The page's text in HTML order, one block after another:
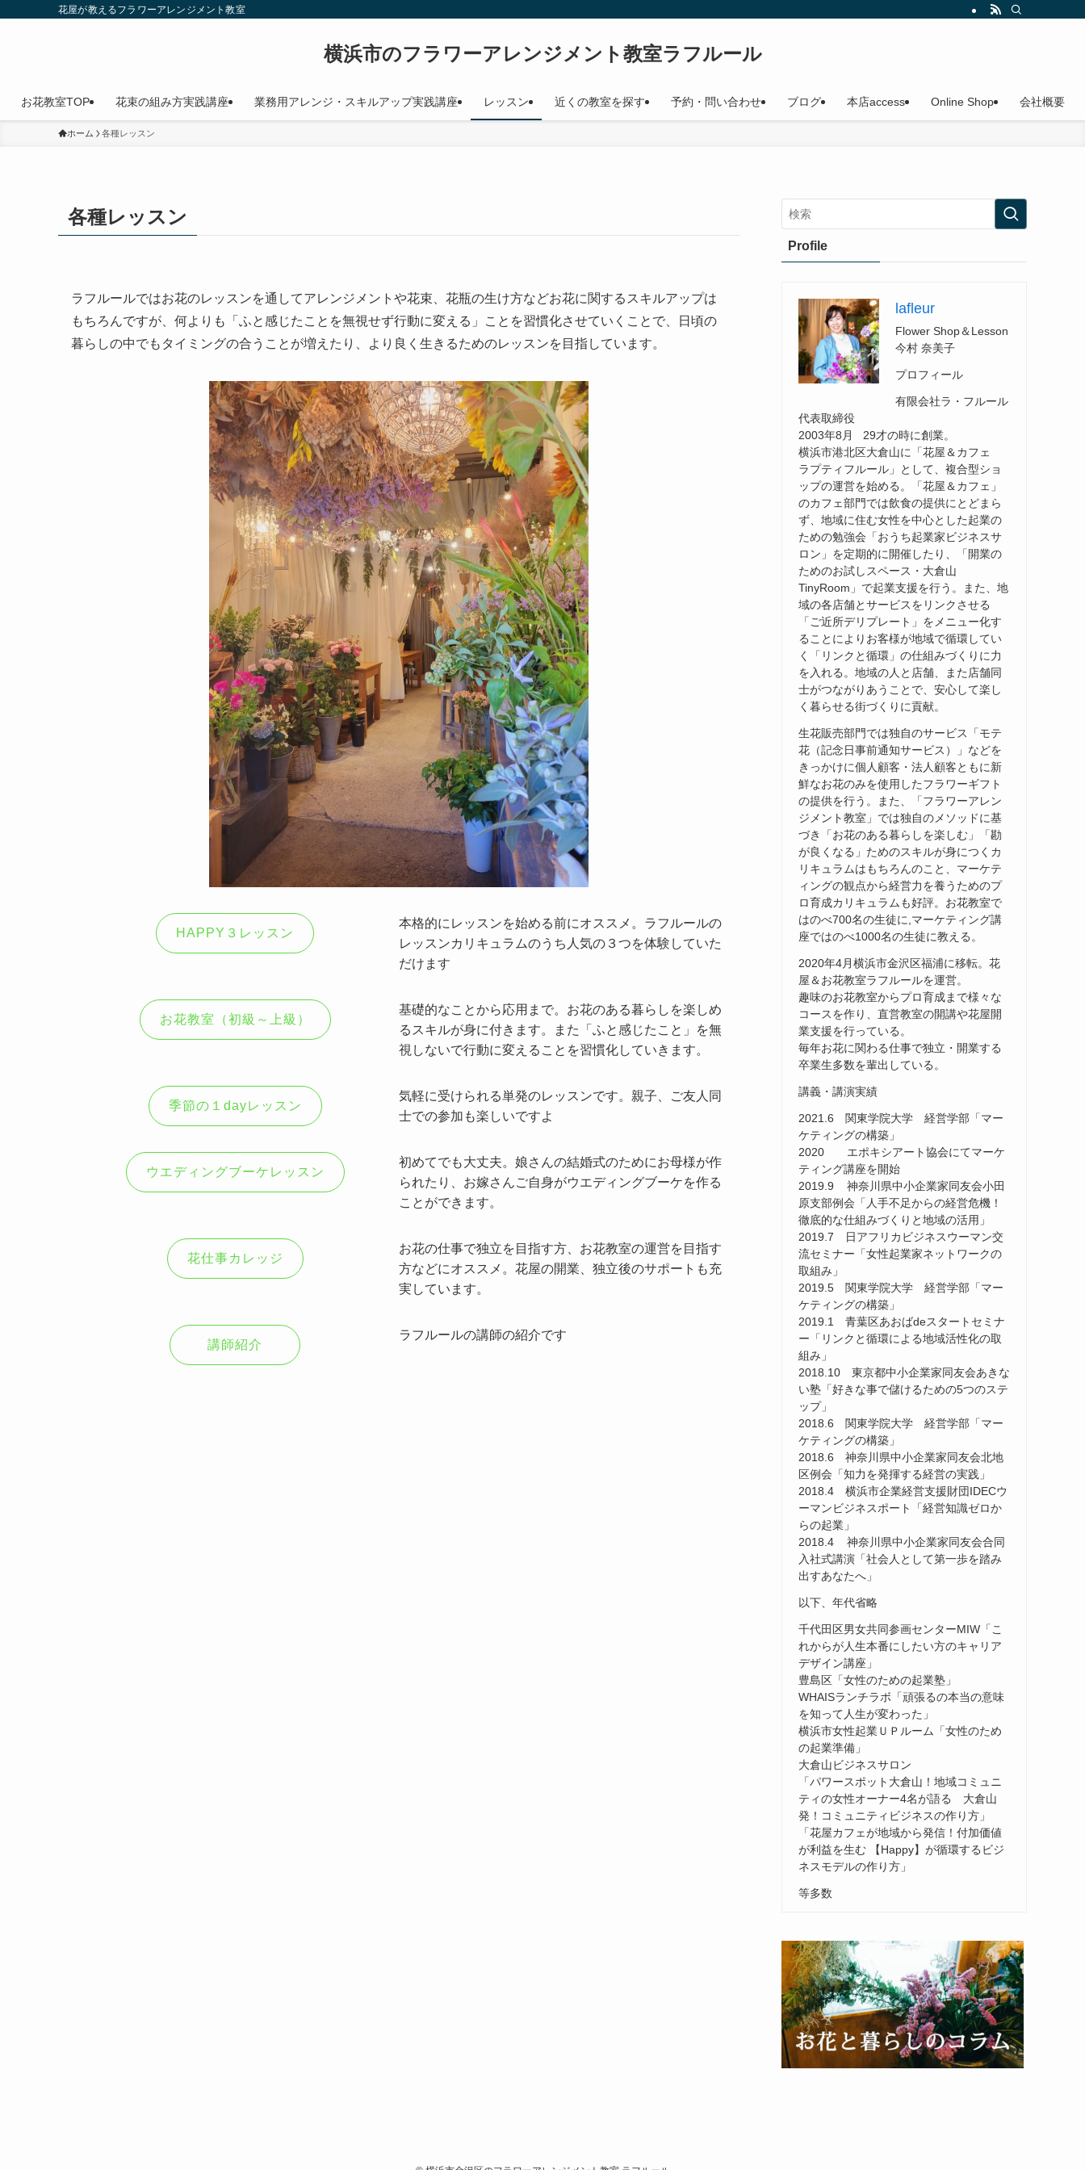
花屋が教えるフラワーアレンジメント教室
横浜市のフラワーアレンジメント教室ラフルール
お花教室TOP 花束の組み方実践講座 業務用アレンジ・スキルアップ実践講座 レッスン 近くの教室を探す 予約・問い合わせ ブログ 本店access Online Shop 会社概要
ホーム 各種レッスン
各種レッスン
ラフルールではお花のレッスンを通してアレンジメントや花束、花瓶の生け方などお花に関するスキルアップは
もちろんですが、何よりも「ふと感じたことを無視せず行動に変える」ことを習慣化させていくことで、日頃の
暮らしの中でもタイミングの合うことが増えたり、より良く生きるためのレッスンを目指しています。
HAPPY３レッスン
本格的にレッスンを始める前にオススメ。ラフルールの
レッスンカリキュラムのうち人気の３つを体験していた
だけます
お花教室（初級～上級）
基礎的なことから応用まで。お花のある暮らしを楽しめ
るスキルが身に付きます。また「ふと感じたこと」を無
視しないで行動に変えることを習慣化していきます。
季節の１dayレッスン
気軽に受けられる単発のレッスンです。親子、ご友人同
士での参加も楽しいですよ
ウエディングブーケレッスン
初めてでも大丈夫。娘さんの結婚式のためにお母様が作
られたり、お嫁さんご自身がウエディングブーケを作る
ことができます。
花仕事カレッジ
お花の仕事で独立を目指す方、お花教室の運営を目指す
方などにオススメ。花屋の開業、独立後のサポートも充
実しています。
講師紹介
ラフルールの講師の紹介です
Profile
lafleur
Flower Shop＆Lesson
今村 奈美子
プロフィール
有限会社ラ・フルール
代表取締役
2003年8月 29才の時に創業。
横浜市港北区大倉山に「花屋＆カフェ
ラプティフルール」として、複合型ショ
ップの運営を始める。「花屋＆カフェ」
のカフェ部門では飲食の提供にとどまら
ず、地域に住む女性を中心とした起業の
ための勉強会「おうち起業家ビジネスサ
ロン」を定期的に開催したり、「開業の
ためのお試しスペース・大倉山
TinyRoom」で起業支援を行う。また、地
域の各店舗とサービスをリンクさせる
「ご近所デリプレート」をメニュー化す
ることによりお客様が地域で循環してい
く「リンクと循環」の仕組みづくりに力
を入れる。地域の人と店舗、また店舗同
士がつながりあうことで、安心して楽し
く暮らせる街づくりに貢献。
生花販売部門では独自のサービス「モテ
花（記念日事前通知サービス）」などを
きっかけに個人顧客・法人顧客ともに新
鮮なお花のみを使用したフラワーギフト
の提供を行う。また、「フラワーアレン
ジメント教室」では独自のメソッドに基
づき「お花のある暮らしを楽しむ」「勘
が良くなる」ためのスキルが身につくカ
リキュラムはもちろんのこと、マーケテ
ィングの観点から経営力を養うためのプ
ロ育成カリキュラムも好評。お花教室で
はのべ700名の生徒に,マーケティング講
座ではのべ1000名の生徒に教える。
2020年4月横浜市金沢区福浦に移転。花
屋＆お花教室ラフルールを運営。
趣味のお花教室からプロ育成まで様々な
コースを作り、直営教室の開講や花屋開
業支援を行っている。
毎年お花に関わる仕事で独立・開業する
卒業生多数を輩出している。
講義・講演実績
2021.6 関東学院大学 経営学部「マー
ケティングの構築」
2020 エポキシアート協会にてマーケ
ティング講座を開始
2019.9 神奈川県中小企業家同友会小田
原支部例会「人手不足からの経営危機！
徹底的な仕組みづくりと地域の活用」
2019.7 日アフリカビジネスウーマン交
流セミナー「女性起業家ネットワークの
取組み」
2019.5 関東学院大学 経営学部「マー
ケティングの構築」
2019.1 青葉区あおばdeスタートセミナ
ー「リンクと循環による地域活性化の取
組み」
2018.10 東京都中小企業家同友会あきな
い塾「好きな事で儲けるための5つのステ
ップ」
2018.6 関東学院大学 経営学部「マー
ケティングの構築」
2018.6 神奈川県中小企業家同友会北地
区例会「知力を発揮する経営の実践」
2018.4 横浜市企業経営支援財団IDECウ
ーマンビジネスポート「経営知識ゼロか
らの起業」
2018.4 神奈川県中小企業家同友会合同
入社式講演「社会人として第一歩を踏み
出すあなたへ」
以下、年代省略
千代田区男女共同参画センターMIW「こ
れからが人生本番にしたい方のキャリア
デザイン講座」
豊島区「女性のための起業塾」
WHAISランチラボ「頑張るの本当の意味
を知って人生が変わった」
横浜市女性起業ＵＰルーム「女性のため
の起業準備」
大倉山ビジネスサロン
「パワースポット大倉山！地域コミュニ
ティの女性オーナー4名が語る 大倉山
発！コミュニティビジネスの作り方」
「花屋カフェが地域から発信！付加価値
が利益を生む 【Happy】が循環するビジ
ネスモデルの作り方」
等多数